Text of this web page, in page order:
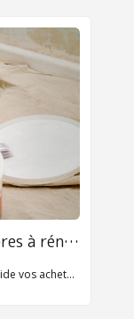
Vente de logements énergivores à rénover
Comment Mon Accompagnateur Rénov' aide vos acheteurs à se projeter